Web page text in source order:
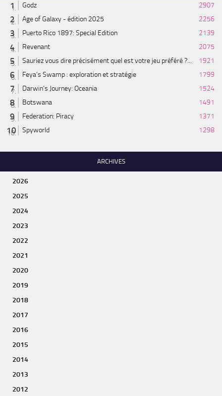
Godz
2907
Age of Galaxy - édition 2025
2256
Puerto Rico 1897: Special Edition
2139
Revenant
2075
Sauriez vous dire précisément quel est votre jeu préféré ?...
1921
Feya’s Swamp : exploration et stratégie
1799
Darwin's Journey: Oceania
1524
Botswana
1491
Federation: Piracy
1371
Spyworld
1298
ARCHIVES
2026
2025
2024
2023
2022
2021
2020
2019
2018
2017
2016
2015
2014
2013
2012